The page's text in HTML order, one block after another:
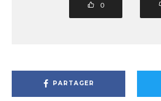
0
PARTAGER